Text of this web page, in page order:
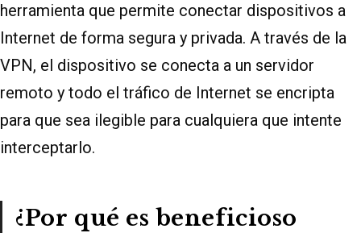
herramienta que permite conectar dispositivos a
Internet de forma segura y privada. A través de la
VPN, el dispositivo se conecta a un servidor
remoto y todo el tráfico de Internet se encripta
para que sea ilegible para cualquiera que intente
interceptarlo.
¿Por qué es beneficioso